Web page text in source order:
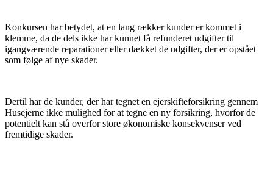
Konkursen har betydet, at en lang rækker kunder er kommet i
klemme, da de dels ikke har kunnet få refunderet udgifter til
igangværende reparationer eller dækket de udgifter, der er opstået
som følge af nye skader.
Dertil har de kunder, der har tegnet en ejerskifteforsikring gennem
Husejerne ikke mulighed for at tegne en ny forsikring, hvorfor de
potentielt kan stå overfor store økonomiske konsekvenser ved
fremtidige skader.